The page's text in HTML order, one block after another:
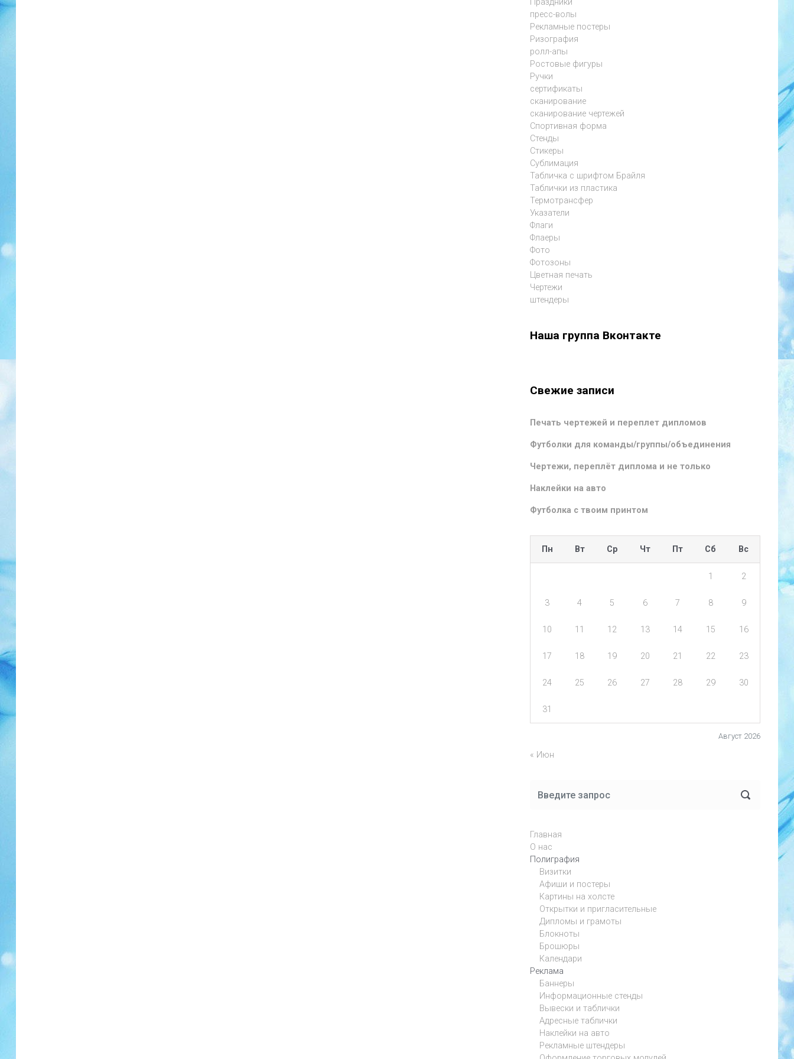
Праздники
пресс-волы
Рекламные постеры
Ризография
ролл-апы
Ростовые фигуры
Ручки
сертификаты
сканирование
сканирование чертежей
Спортивная форма
Стенды
Стикеры
Сублимация
Табличка с шрифтом Брайля
Таблички из пластика
Термотрансфер
Указатели
Флаги
Флаеры
Фото
Фотозоны
Цветная печать
Чертежи
штендеры
Наша группа Вконтакте
Свежие записи
Печать чертежей и переплет дипломов
Футболки для команды/группы/объединения
Чертежи, переплёт диплома и не только
Наклейки на авто
Футболка с твоим принтом
Август 2026
Пн Вт Ср Чт Пт Сб Вс
1 2
3 4 5 6 7 8 9
10 11 12 13 14 15 16
17 18 19 20 21 22 23
24 25 26 27 28 29 30
31
« Июн
Главная
О нас
Полиграфия
Визитки
Афиши и постеры
Картины на холсте
Открытки и пригласительные
Дипломы и грамоты
Блокноты
Брошюры
Календари
Реклама
Баннеры
Информационные стенды
Вывески и таблички
Адресные таблички
Наклейки на авто
Рекламные штендеры